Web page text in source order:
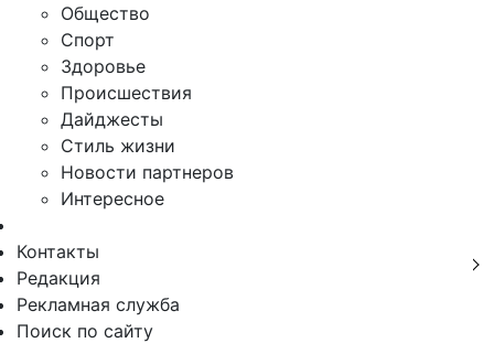
Общество
Спорт
Здоровье
Происшествия
Дайджесты
Стиль жизни
Новости партнеров
Интересное
Контакты
Редакция
Рекламная служба
Поиск по сайту